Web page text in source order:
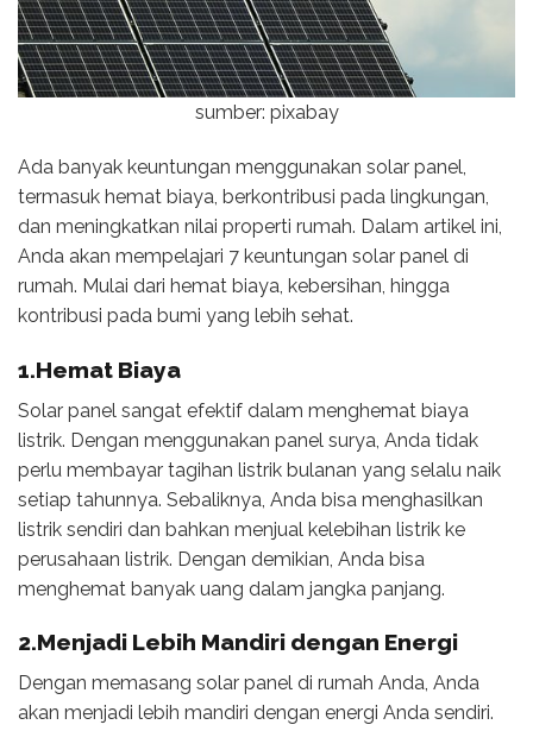
sumber: pixabay
Ada banyak keuntungan menggunakan solar panel,
termasuk hemat biaya, berkontribusi pada lingkungan,
dan meningkatkan nilai properti rumah. Dalam artikel ini,
Anda akan mempelajari 7 keuntungan solar panel di
rumah. Mulai dari hemat biaya, kebersihan, hingga
kontribusi pada bumi yang lebih sehat.
1.Hemat Biaya
Solar panel sangat efektif dalam menghemat biaya
listrik. Dengan menggunakan panel surya, Anda tidak
perlu membayar tagihan listrik bulanan yang selalu naik
setiap tahunnya. Sebaliknya, Anda bisa menghasilkan
listrik sendiri dan bahkan menjual kelebihan listrik ke
perusahaan listrik. Dengan demikian, Anda bisa
menghemat banyak uang dalam jangka panjang.
2.Menjadi Lebih Mandiri dengan Energi
Dengan memasang solar panel di rumah Anda, Anda
akan menjadi lebih mandiri dengan energi Anda sendiri.